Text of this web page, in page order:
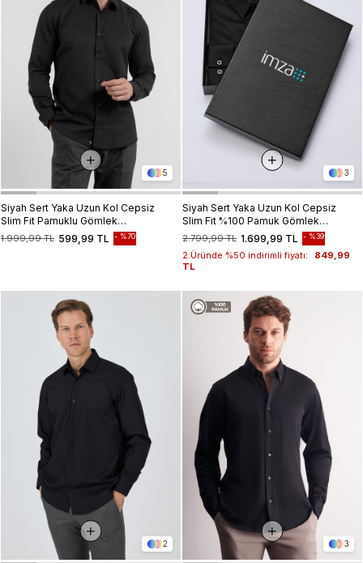
5
Siyah Sert Yaka Uzun Kol Cepsiz
Slim Fit Pamuklu Gömlek
1004255284599,99 TL
1.999,99 TL %70
3
Siyah Sert Yaka Uzun Kol Cepsiz
Slim Fit %100 Pamuk Gömlek
10042603241.699,99 TL
2.799,99 TL %39
2.Üründe %50 indirimli fiyatı:
849,99
TL
2 3